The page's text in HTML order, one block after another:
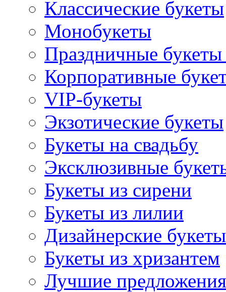
Классические букеты
Монобукеты
Праздничные букеты
Корпоративные
VIP-букеты
Экзотические букеты
Букеты на свадьбу
Эксклюзивные
Букеты из сирени
Букеты из лилии
Дизайнерские
Букеты из хризантем
Лучшие предложения